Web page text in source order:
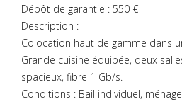
Dépôt de garantie : 550 €
Description :
Colocation haut de gamme dans
Grande cuisine équipée, deux
spacieux, fibre 1 Gb/s.
Conditions : Bail individuel,